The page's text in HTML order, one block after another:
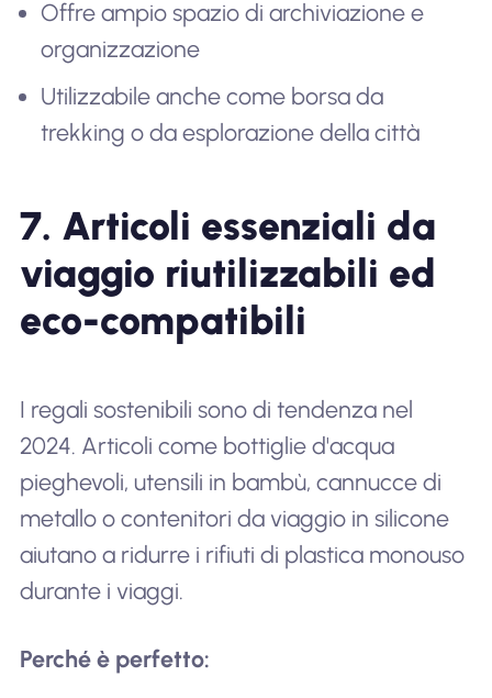
Offre ampio spazio di archiviazione e
organizzazione
Utilizzabile anche come borsa da
trekking o da esplorazione della città
7. Articoli essenziali da
viaggio riutilizzabili ed
eco-compatibili
I regali sostenibili sono di tendenza nel
2024. Articoli come bottiglie d'acqua
pieghevoli, utensili in bambù, cannucce di
metallo o contenitori da viaggio in silicone
aiutano a ridurre i rifiuti di plastica monouso
durante i viaggi.
Perché è perfetto: